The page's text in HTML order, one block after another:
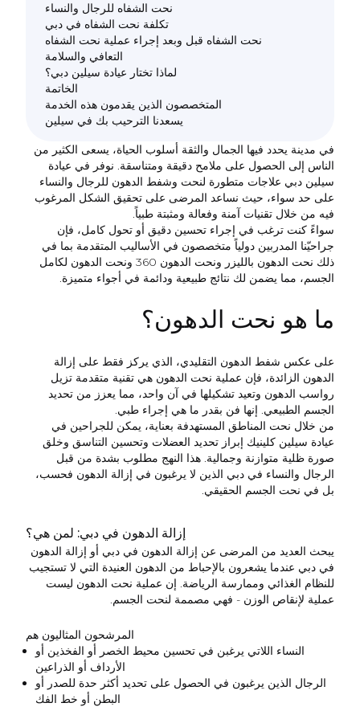
نحت الشفاه للرجال والنساء
تكلفة نحت الشفاه في دبي
نحت الشفاه قبل وبعد إجراء عملية نحت الشفاه
التعافي والسلامة
لماذا تختار عيادة سيلين دبي؟
الخاتمة
المتخصصون الذين يقدمون هذه الخدمة
يسعدنا الترحيب بك في سيلين
في مدينة يحدد فيها الجمال والثقة أسلوب الحياة، يسعى الكثير من
الناس إلى الحصول على ملامح دقيقة ومتناسقة. نوفر في عيادة
سيلين دبي علاجات متطورة لنحت وشفط الدهون للرجال والنساء
على حد سواء، حيث نساعد المرضى على تحقيق الشكل المرغوب
فيه من خلال تقنيات آمنة وفعالة ومثبتة طبياً.
سواءً كنت ترغب في إجراء تحسين دقيق أو تحول كامل، فإن
جراحيّنا المدربين دولياً متخصصون في الأساليب المتقدمة بما في
ذلك نحت الدهون بالليزر ونحت الدهون 360 ونحت الدهون لكامل
الجسم، مما يضمن لك نتائج طبيعية ودائمة في أجواء متميزة.
ما هو نحت الدهون؟
على عكس شفط الدهون التقليدي، الذي يركز فقط على إزالة
الدهون الزائدة، فإن عملية نحت الدهون هي تقنية متقدمة تزيل
رواسب الدهون وتعيد تشكيلها في آن واحد، مما يعزز من تحديد
الجسم الطبيعي. إنها فن بقدر ما هي إجراء طبي.
من خلال نحت المناطق المستهدفة بعناية، يمكن للجراحين في
عيادة سيلين كلينيك إبراز تحديد العضلات وتحسين التناسق وخلق
صورة ظلية متوازنة وجمالية. هذا النهج مطلوب بشدة من قبل
الرجال والنساء في دبي الذين لا يرغبون في إزالة الدهون فحسب،
بل في نحت الجسم الحقيقي.
إزالة الدهون في دبي: لمن هي؟
يبحث العديد من المرضى عن إزالة الدهون في دبي أو إزالة الدهون
في دبي عندما يشعرون بالإحباط من الدهون العنيدة التي لا تستجيب
للنظام الغذائي وممارسة الرياضة. إن عملية نحت الدهون ليست
عملية لإنقاص الوزن - فهي مصممة لنحت الجسم.
المرشحون المثاليون هم
النساء اللاتي يرغبن في تحسين محيط الخصر أو الفخذين أو
الأرداف أو الذراعين
الرجال الذين يرغبون في الحصول على تحديد أكثر حدة للصدر أو
البطن أو خط الفك